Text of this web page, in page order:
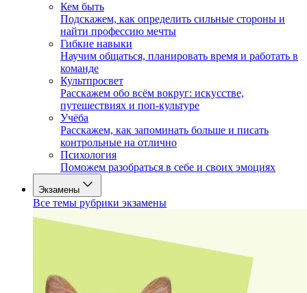
Кем быть
Подскажем, как определить сильные стороны и
найти профессию мечты
Гибкие навыки
Научим общаться, планировать время и работать в
команде
Культпросвет
Расскажем обо всём вокруг: искусстве,
путешествиях и поп-культуре
Учёба
Расскажем, как запоминать больше и писать
контрольные на отлично
Психология
Поможем разобраться в себе и своих эмоциях
Экзамены
Все темы рубрики экзамены